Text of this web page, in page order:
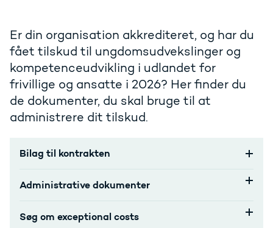
Er din organisation akkrediteret, og har du
fået tilskud til ungdomsudvekslinger og
kompetenceudvikling i udlandet for
frivillige og ansatte i 2026? Her finder du
de dokumenter, du skal bruge til at
administrere dit tilskud.
Bilag til kontrakten
Administrative dokumenter
Søg om exceptional costs